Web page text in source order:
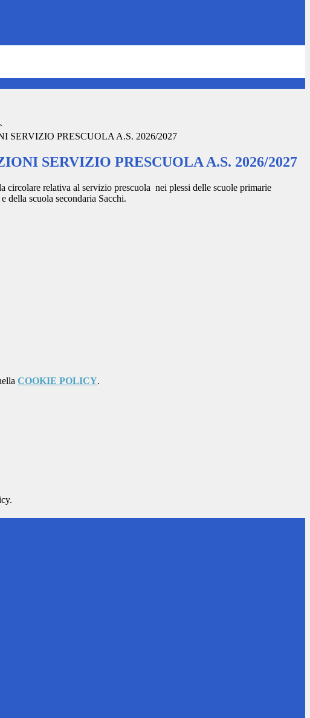
SERVIZIO PRESCUOLA A.S. 2026/2027
SERVIZIO PRESCUOLA A.S. 2026/2027
circolare relativa al servizio prescuola nei plessi delle scuole primarie
della scuola secondaria Sacchi.
COOKIE POLICY.